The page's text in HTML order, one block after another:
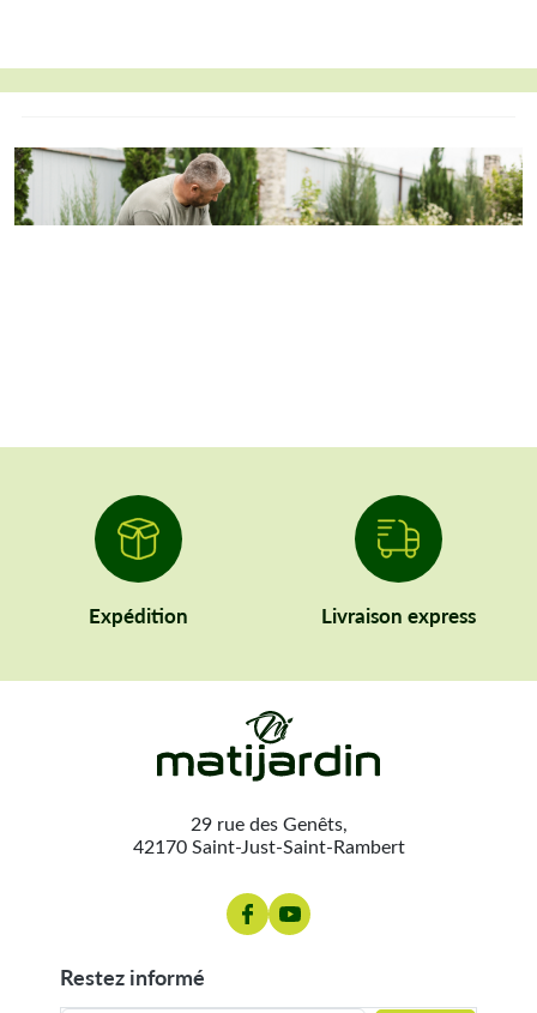
Expédition Livraison express
29 rue des Genêts,
42170 Saint-Just-Saint-Rambert
restez informé